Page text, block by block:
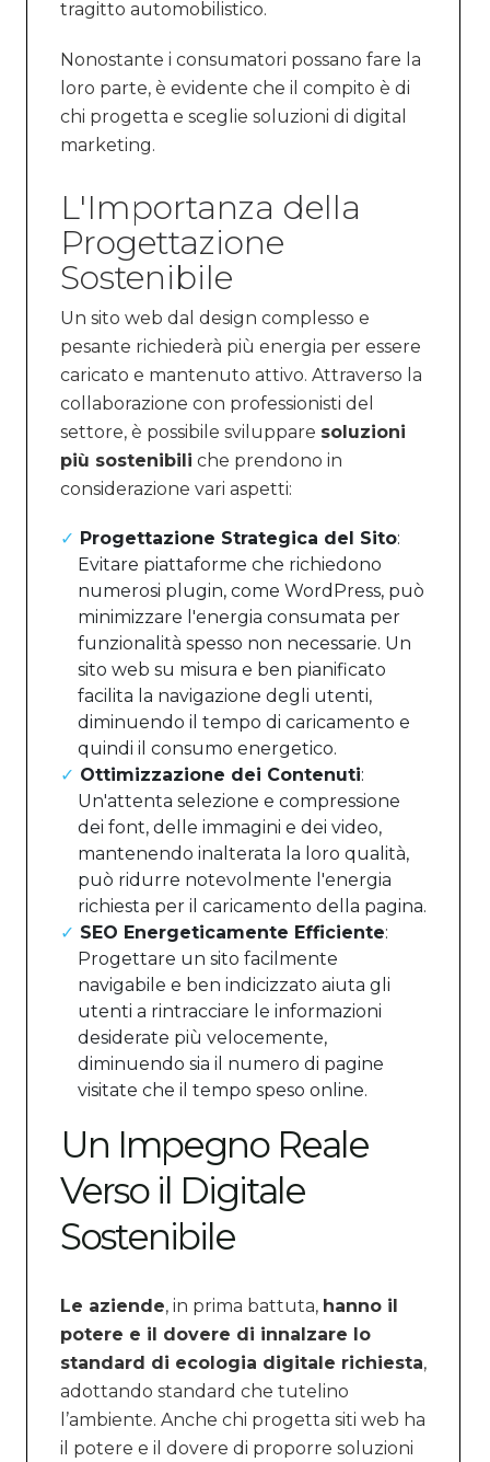
tragitto automobilistico.
Nonostante i consumatori possano fare la
loro parte, è evidente che il compito è di
chi progetta e sceglie soluzioni di digital
marketing.
L'Importanza della
Progettazione
Sostenibile
Un sito web dal design complesso e
pesante richiederà più energia per essere
caricato e mantenuto attivo. Attraverso la
collaborazione con professionisti del
settore, è possibile sviluppare soluzioni
più sostenibili che prendono in
considerazione vari aspetti:
Progettazione Strategica del Sito:
Evitare piattaforme che richiedono
numerosi plugin, come WordPress, può
minimizzare l'energia consumata per
funzionalità spesso non necessarie. Un
sito web su misura e ben pianificato
facilita la navigazione degli utenti,
diminuendo il tempo di caricamento e
quindi il consumo energetico.
Ottimizzazione dei Contenuti:
Un'attenta selezione e compressione
dei font, delle immagini e dei video,
mantenendo inalterata la loro qualità,
può ridurre notevolmente l'energia
richiesta per il caricamento della pagina.
SEO Energeticamente Efficiente:
Progettare un sito facilmente
navigabile e ben indicizzato aiuta gli
utenti a rintracciare le informazioni
desiderate più velocemente,
diminuendo sia il numero di pagine
visitate che il tempo speso online.
Un Impegno Reale
Verso il Digitale
Sostenibile
Le aziende, in prima battuta, hanno il
potere e il dovere di innalzare lo
standard di ecologia digitale richiesta,
adottando standard che tutelino
l’ambiente. Anche chi progetta siti web ha
il potere e il dovere di proporre soluzioni